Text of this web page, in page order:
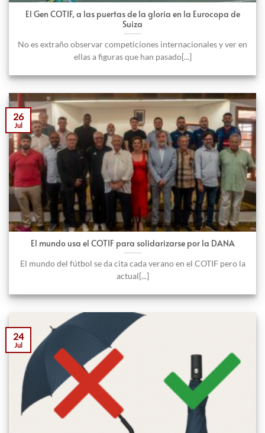
El Gen COTIF, a las puertas de la gloria en la Eurocopa de
Suiza
No es extraño observar competiciones internacionales y ver en
ellas a figuras que han pasado[...]
El mundo usa el COTIF para solidarizarse por la DANA
El mundo del fútbol se da cita cada verano en el COTIF pero la
actual[...]
26
Jul
24
Jul